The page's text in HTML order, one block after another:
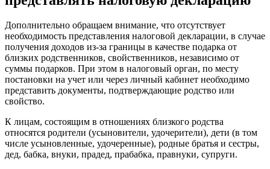
Дополнительно обращаем внимание, что отсутствует
необходимость представления налоговой декларации, в случае
получения доходов из-за границы в качестве подарка от
близких родственников, свойственников, независимо от
суммы подарков. При этом в налоговый орган, по месту
постановки на учет или через личный кабинет необходимо
представить документы, подтверждающие родство или
свойство.
К лицам, состоящим в отношениях близкого родства
относятся родители (усыновители, удочерители), дети (в том
числе усыновленные, удочеренные), родные братья и сестры,
дед, бабка, внуки, прадед, прабабка, правнуки, супруги.